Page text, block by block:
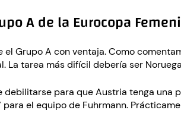
A de la Eurocopa
el Grupo A con ventaja. Como
La tarea más difícil debería ser
debilitarse para que Austria tenga
el equipo de Fuhrmann.